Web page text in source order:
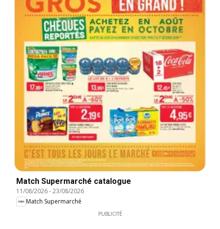
Match Supermarché catalogue
11/08/2026-23/08/2026
Match Supermarché
PUBLICITÉ